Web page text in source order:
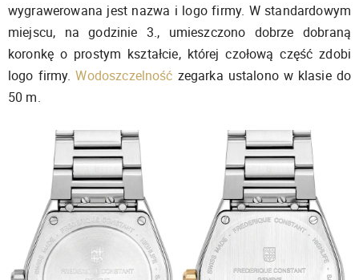
wygrawerowana jest nazwa i logo firmy. W standardowym
miejscu, na godzinie 3., umieszczono dobrze dobraną
koronkę o prostym kształcie, której czołową część zdobi
logo firmy.Wodoszczelność zegarka ustalono w klasie do
50 m.